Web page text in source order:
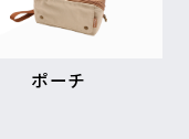
ポーチ